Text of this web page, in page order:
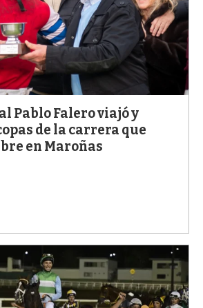
Pablo Falero viajó y
de la carrera que
en Maroñas